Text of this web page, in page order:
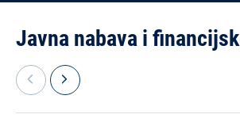
Javna nabava i